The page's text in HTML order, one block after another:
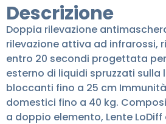
Descrizione
Doppia rilevazione
rilevazione attiva ad infrarossi,
entro 20 secondi progettata
esterno di liquidi spruzzati sulla
bloccanti fino a 25 cm
domestici fino a 40 kg.
a doppio elemento, Lente